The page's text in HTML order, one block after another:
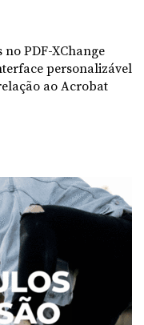
PDF-XChange
personalizável
ao Acrobat